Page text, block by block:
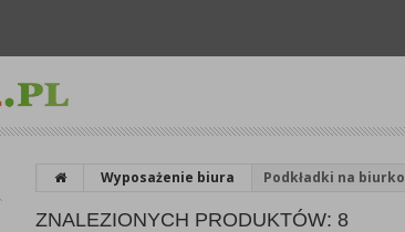
Wyposażenie biura Podkładki na biurko
ZNALEZIONYCH PRODUKTÓW: 8